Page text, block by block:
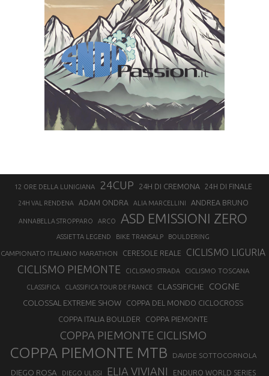
12 ORE DELLA LUNIGIANA 24CUP 24H DI CREMONA 24H DI FINALE
24H VAL RENDENA ADAM ONDRA ALIA MARCELLINI ANDREA BRUNO
ANNABELLA STROPPARO ARCO ASD EMISSIONI ZERO
ASSIETTA LEGEND BIKE TRANSALP BOULDERING
CAMPIONATO ITALIANO MARATHON CERESOLE REALE CICLISMO LIGURIA
CICLISMO PIEMONTE CICLISMO STRADA CICLISMO TOSCANA
CLASSIFICA CLASSIFICA TOUR DE FRANCE CLASSIFICHE COGNE
COLOSSAL EXTREME SHOW
COPPA DEL MONDO CICLOCROSS
COPPA ITALIA BOULDER
COPPA PIEMONTE
COPPA PIEMONTE CICLISMO
COPPA PIEMONTE MTB DAVIDE SOTTOCORNOLA
DIEGO ROSA DIEGO ULISSI ELIA VIVIANI ENDURO WORLD SERIES